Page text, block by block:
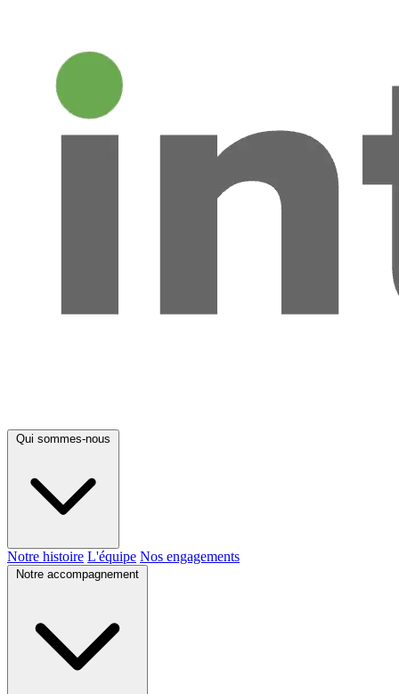
Qui sommes-nous
Notre histoire L'équipe Nos engagements
Notre accompagnement